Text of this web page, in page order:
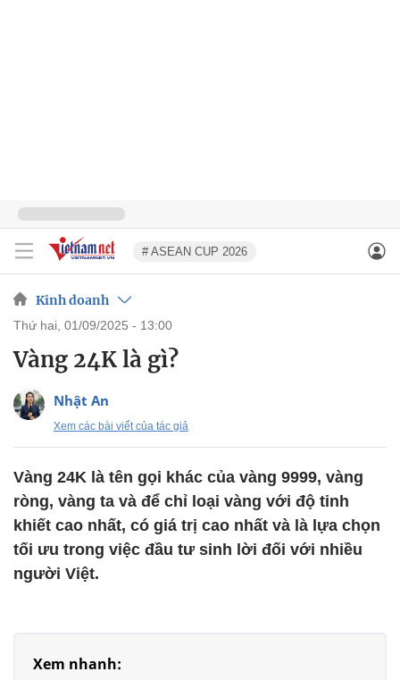
# ASEAN CUP 2026
Kinh doanh
thứ hai, 01/09/2025 - 13:00
Vàng 24K là gì?
Nhật An
Xem các bài viết của tác giả
Vàng 24K là tên gọi khác của vàng 9999, vàng
ròng, vàng ta và để chỉ loại vàng với độ tinh
khiết cao nhất, có giá trị cao nhất và là lựa chọn
tối ưu trong việc đầu tư sinh lời đối với nhiều
người Việt.
Xem nhanh: